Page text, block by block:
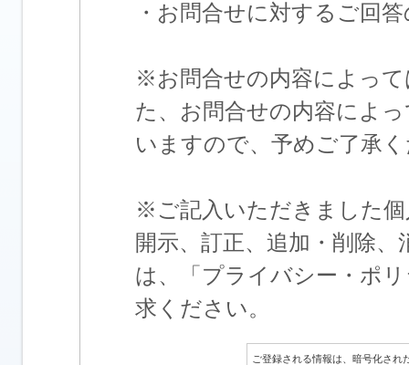
・お問合せに対するご回
※お問合せの内容によっ
た、お問合せの内容によ
いますので、予めご了承
※ご記入いただきました個
開示、訂正、追加・削除
は、「プライバシー・ポ
求ください。
ご登録される情報は、暗号化され